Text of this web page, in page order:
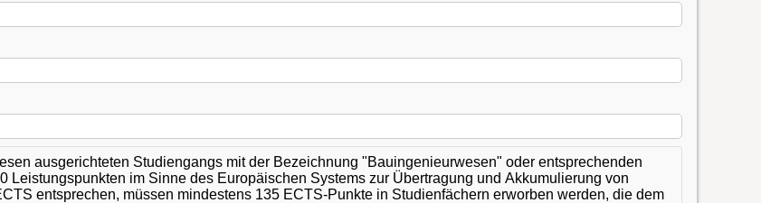
ausgerichteten Studiengangs mit der Bezeichnung "Bauingenieurwesen" oder entsprechenden
Leistungspunkten im Sinne des Europäischen Systems zur Übertragung und Akkumulierung von
entsprechen, müssen mindestens 135 ECTS-Punkte in Studienfächern erworben werden, die dem